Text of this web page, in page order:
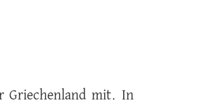
Griechenland mit. In